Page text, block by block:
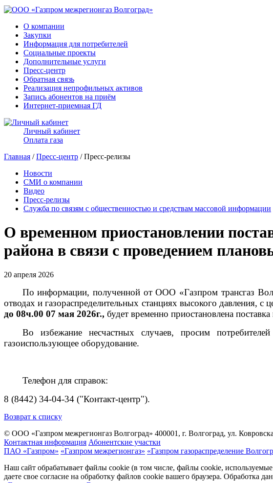
О компании
Закупки
Информация для потребителей
Социальные проекты
Дополнительные услуги
Пресс-центр
Обратная связь
Реализация непрофильных активов
Запись абонентов на приём
Интернет-приемная ГД
Личный кабинет
Оплата газа
Главная /Пресс-центр / Пресс-релизы
Новости
СМИ о компании
Видео
Пресс-релизы
Служба по связям с общественностью и средствам массовой информации
О временном приостановлении
района в связи с проведением
20 апреля 2026
По информации, полученной от ООО «Газпром трансгаз
отводах и газораспределительных станциях высокого давления,
до 08ч.00 07 мая 2026г., будет временно приостановлена
Во избежание несчастных случаев, просим
газоиспользующее оборудование.
Телефон для справок:
8 (8442) 34-04-34 ("Контакт-центр").
Возврат к списку
© ООО «Газпром межрегионгаз Волгоград» 400001, г. Волгоград, ул.
Контактная информация Абонентские участки
ПАО «Газпром» «Газпром межрегионгаз» «Газпром газораспределение
Наш сайт обрабатывает файлы cookie (в том числе, файлы cookie,
даете свое согласие на обработку файлов cookie вашего браузера. Обработка